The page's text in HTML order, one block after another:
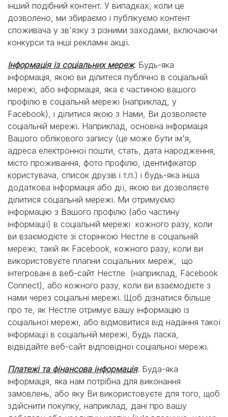
інший подібний контент. У випадках, коли це
дозволено, ми збираємо і публікуємо контент
споживача у зв'язку з різними заходами, включаючи
конкурси та інші рекламні акції.
Інформація із соціальних мереж. Будь-яка
інформація, якою ви ділитеся публічно в соціальній
мережі, або інформація, яка є частиною вашого
профілю в соціальній мережі (наприклад, у
Facebook), і ділитися якою з Нами, Ви дозволяєте
соціальній мережі. Наприклад, основна інформація
Вашого облікового запису (це може бути ім'я,
адреса електронної пошти, стать, дата народження,
місто проживання, фото профілю, ідентифікатор
користувача, список друзів і т.п.) і будь-яка інша
додаткова інформація або дії, якою ви дозволяєте
ділитися соціальній мережі. Ми отримуємо
інформацію з Вашого профілю (або частину
інформації) в соціальній мережі кожного разу, коли
ви взаємодієте зі сторінкою Нестле в соціальній
мережі, такій як Facebook, кожного разу, коли ви
використовуєте плагіни соціальних мереж, що
інтегровані в веб-сайт Нестле (наприклад, Facebook
Connect), або кожного разу, коли ви взаємодієте з
нами через соціальні мережі. Щоб дізнатися більше
про те, як Нестле отримує вашу інформацію із
соціальної мережі, або відмовитися від надання такої
інформації в соціальній мережі, будь ласка,
відвідайте веб-сайт відповідної соціальної мережі.
Платежі та фінансова інформація. Буда-яка
інформація, яка нам потрібна для виконання
замовлень, або яку Ви використовуєте для того, щоб
здійснити покупку, наприклад, дані про вашу